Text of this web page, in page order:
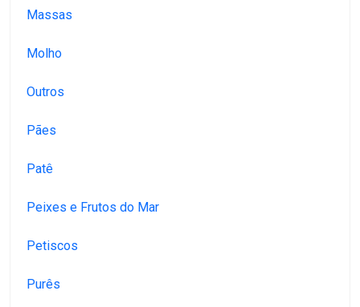
Massas
Molho
Outros
Pães
Patê
Peixes e Frutos do Mar
Petiscos
Purês